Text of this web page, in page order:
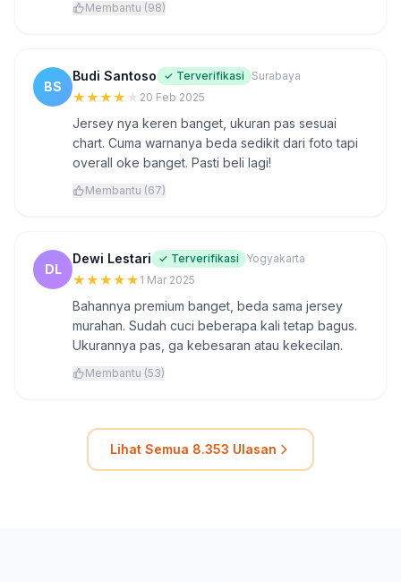
Membantu (98)
BS
Budi Santoso ✓ Terverifikasi Surabaya
★★★★ ★ 20 Feb 2025
Jersey nya keren banget, ukuran pas sesuai
chart. Cuma warnanya beda sedikit dari foto tapi
overall oke banget. Pasti beli lagi!
Membantu (67)
DL
Dewi Lestari ✓ Terverifikasi Yogyakarta
★★★★★ 1 Mar 2025
Bahannya premium banget, beda sama jersey
murahan. Sudah cuci beberapa kali tetap bagus.
Ukurannya pas, ga kebesaran atau kekecilan.
Membantu (53)
Lihat Semua 8.353 Ulasan